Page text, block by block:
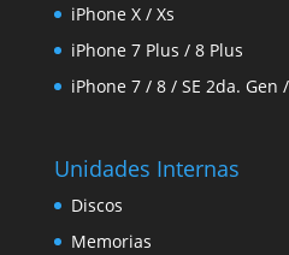
iPhone X / Xs
iPhone 7 Plus / 8 Plus
iPhone 7 / 8 / SE 2da. Gen
Unidades Internas
Discos
Memorias